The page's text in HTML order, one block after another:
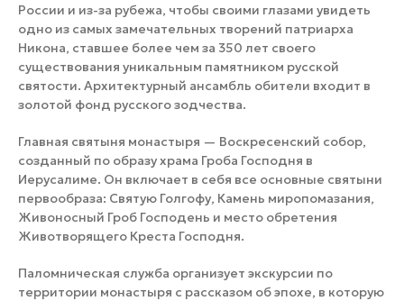
России и из-за рубежа, чтобы своими глазами увидеть
одно из самых замечательных творений патриарха
Никона, ставшее более чем за 350 лет своего
существования уникальным памятником русской
святости. Архитектурный ансамбль обители входит в
золотой фонд русского зодчества.
Главная святыня монастыря — Воскресенский собор,
созданный по образу храма Гроба Господня в
Иерусалиме. Он включает в себя все основные святыни
первообраза: Святую Голгофу, Камень миропомазания,
Живоносный Гроб Господень и место обретения
Животворящего Креста Господня.
Паломническая служба организует экскурсии по
территории монастыря с рассказом об эпохе, в которую